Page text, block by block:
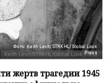
Фото: Keith Levit/STRKHL/Global Look
Press
жертв трагедии 1945